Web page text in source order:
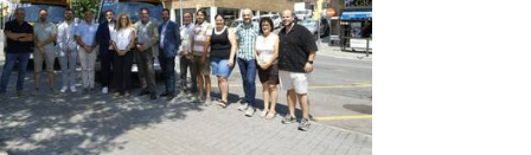
Avisos
fitosanitaris
Avisos
contaminació
atmosfèrica